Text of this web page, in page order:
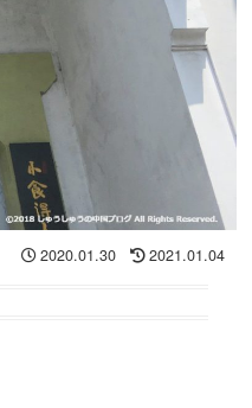
2020.01.30 2021.01.04